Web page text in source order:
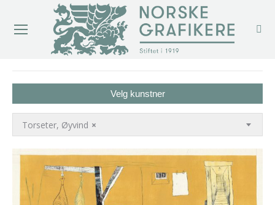
Velg kunstner
×
Torseter, Øyvind